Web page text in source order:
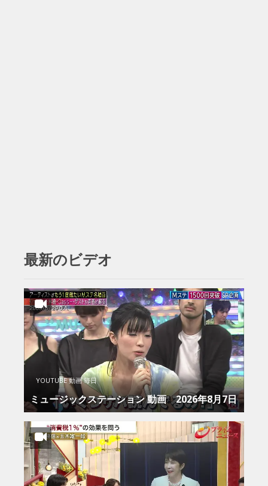
最新のビデオ
YOUTUBE 動画 毎日
ミュージックステーション 動画 2026年8月7日